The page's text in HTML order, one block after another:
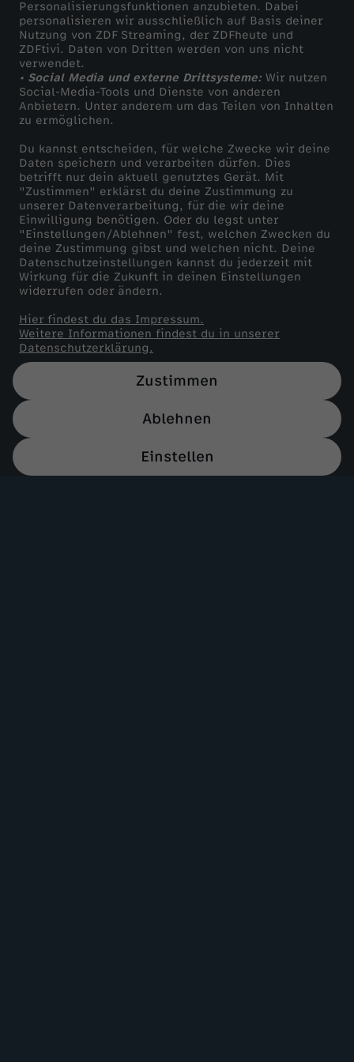
Personalisierungsfunktionen anzubieten. Dabei
personalisieren wir ausschließlich auf Basis deiner
Nutzung von ZDF Streaming, der ZDFheute und
ZDFtivi. Daten von Dritten werden von uns nicht
verwendet.
• Social Media und externe Drittsysteme: Wir nutzen
Social-Media-Tools und Dienste von anderen
Anbietern. Unter anderem um das Teilen von Inhalten
zu ermöglichen.
Du kannst entscheiden, für welche Zwecke wir deine
Daten speichern und verarbeiten dürfen. Dies
betrifft nur dein aktuell genutztes Gerät. Mit
"Zustimmen" erklärst du deine Zustimmung zu
unserer Datenverarbeitung, für die wir deine
Einwilligung benötigen. Oder du legst unter
"Einstellungen/Ablehnen" fest, welchen Zwecken du
deine Zustimmung gibst und welchen nicht. Deine
Datenschutzeinstellungen kannst du jederzeit mit
Wirkung für die Zukunft in deinen Einstellungen
widerrufen oder ändern.
Hier findest du das Impressum.
Weitere Informationen findest du in unserer
Datenschutzerklärung.
Zustimmen
Ablehnen
Einstellen